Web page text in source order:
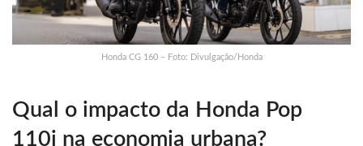
Honda CG 160 – Foto: Divulgação/Honda
Qual o impacto da Honda Pop
110i na economia urbana?